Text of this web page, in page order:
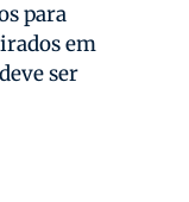
para
em
ser